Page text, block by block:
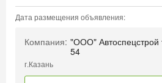
Дата размещения объявления:
Компания: "ООО" Автоспецстрой
54
г.Казань